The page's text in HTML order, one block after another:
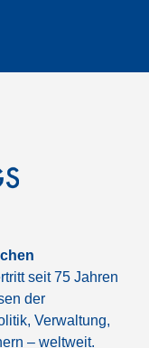
seit 75 Jahren
der
Verwaltung,
– weltweit.